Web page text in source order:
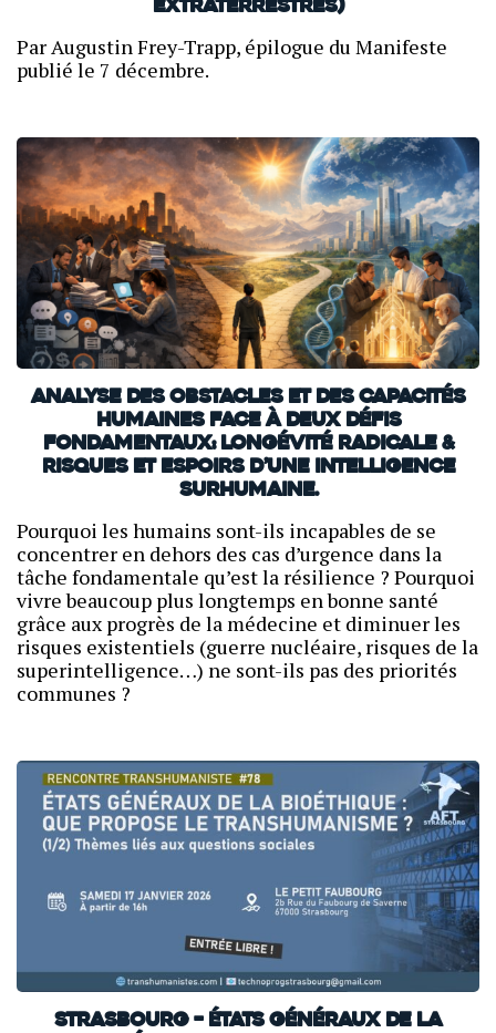
extraterrestres)
Par Augustin Frey-Trapp, épilogue du Manifeste
publié le 7 décembre.
Analyse des obstacles et des capacités
humaines face à deux défis
fondamentaux: Longévité radicale &
Risques et espoirs d’une intelligence
surhumaine.
Pourquoi les humains sont-ils incapables de se
concentrer en dehors des cas d’urgence dans la
tâche fondamentale qu’est la résilience ? Pourquoi
vivre beaucoup plus longtemps en bonne santé
grâce aux progrès de la médecine et diminuer les
risques existentiels (guerre nucléaire, risques de la
superintelligence…) ne sont-ils pas des priorités
communes ?
Strasbourg – États généraux de la